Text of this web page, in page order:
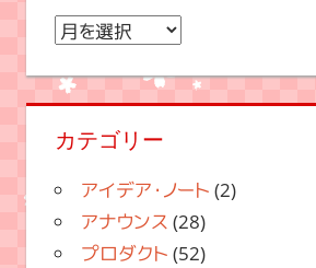
ア
カ
ブ
カテゴリー
アイデア・ノート (2)
アナウンス (28)
プロダクト (52)